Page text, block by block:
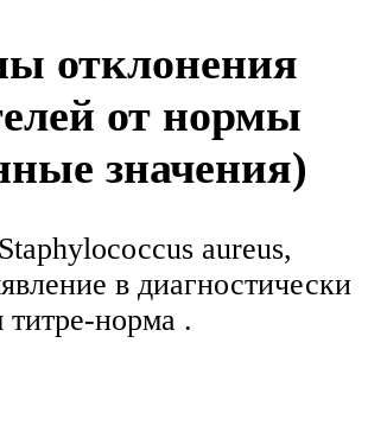
отклонения
от нормы
значения)
aureus,
в диагностически
норма .